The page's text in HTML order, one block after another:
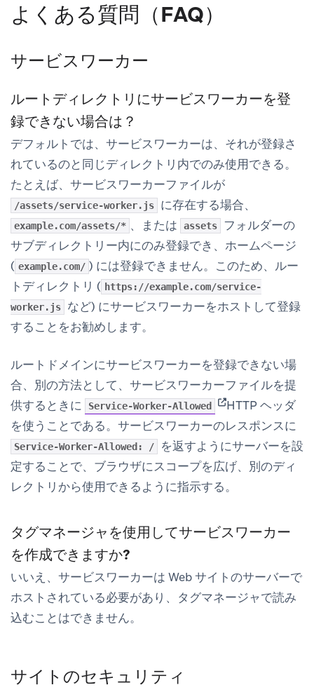
よくある質問（FAQ）
サービスワーカー
ルートディレクトリにサービスワーカーを登
録できない場合は？
デフォルトでは、サービスワーカーは、それが登録さ
れているのと同じディレクトリ内でのみ使用できる。
たとえば、サービスワーカーファイルが
/assets/service-worker.js に存在する場合、
example.com/assets/* 、または assets
フォルダーの
サブディレクトリー内にのみ登録でき、ホームページ
( example.com/ ) には登録できません。このため、ルー
トディレクトリ ( https://example.com/service-
worker.js
など) にサービスワーカーをホストして登録
することをお勧めします。
ルートドメインにサービスワーカーを登録できない場
合、別の方法として、サービスワーカーファイルを提
供するときに
Service-Worker-Allowed (opens in new tab)
HTTP ヘッダ
を使うことである。サービスワーカーのレスポンスに
Service-Worker-Allowed: /
を返すようにサーバーを設
定することで、ブラウザにスコープを広げ、別のディ
レクトリから使用できるように指示する。
タグマネージャを使用してサービスワーカー
を作成できますか?
いいえ、サービスワーカーは Web サイトのサーバーで
ホストされている必要があり、タグマネージャで読み
込むことはできません。
サイトのセキュリティ